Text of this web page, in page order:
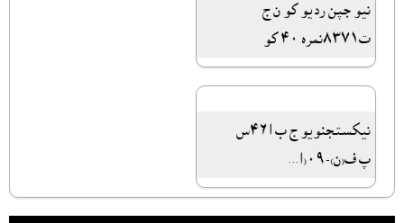
نیو جپن ردیو کو ن ج
ت۸۳۷۱نمره ۴۰ کو
نیکستجنویو ج ب ا۴۶س
پ ف(ن)-۰۹(ا...